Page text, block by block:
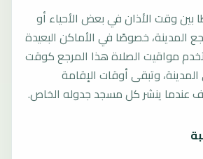
بين وقت الأذان في بعض الأحياء أو
المدينة، خصوصًا في الأماكن البعيدة
مواقيت الصلاة هذا المرجع كوقت
وتبقى أوقات الإقامة
عندما ينشر كل مسجد جدوله الخاص.